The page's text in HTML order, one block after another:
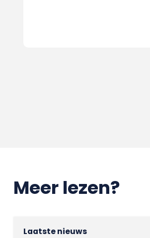
Meer lezen?
Laatste nieuws